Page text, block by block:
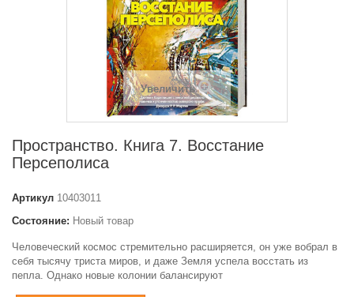
Увеличить
Пространство. Книга 7. Восстание
Персеполиса
Артикул 10403011
Состояние: Новый товар
Человеческий космос стремительно расширяется, он уже вобрал в
себя тысячу триста миров, и даже Земля успела восстать из
пепла. Однако новые колонии балансируют